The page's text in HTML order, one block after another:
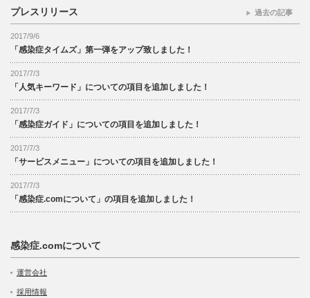
プレスリリース
2017/9/6
「感染症タイムズ」第一弾をアップ致しました！
2017/7/3
「人気キーワード」についての項目を追加しました！
2017/7/3
「感染症ガイド」についての項目を追加しました！
2017/7/3
「サービスメニュー」についての項目を追加しました！
2017/7/3
「感染症.comについて」の項目を追加しました！
過去の記事
感染症.comについて
運営会社
採用情報